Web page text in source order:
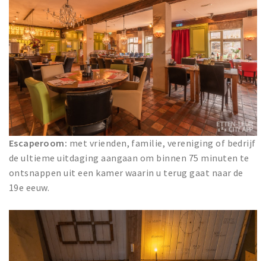
Escaperoom: met vrienden, familie, vereniging of bedrijf
de ultieme uitdaging aangaan om binnen 75 minuten te
ontsnappen uit een kamer waarin u terug gaat naar de
19e eeuw.